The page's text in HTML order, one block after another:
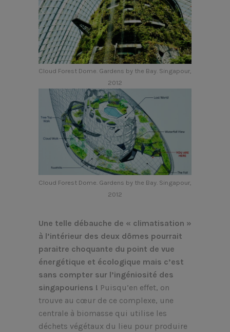
Cloud Forest Dome. Gardens by the Bay. Singapour,
2012
Cloud Forest Dome. Gardens by the Bay. Singapour,
2012
Une telle débauche de « climatisation »
à l’intérieur des deux dômes pourrait
paraitre choquante du point de vue
énergétique et écologique mais c’est
sans compter sur l’ingéniosité des
singapouriens ! Puisqu’en effet, on
trouve au cœur de ce complexe, une
centrale à biomasse qui utilise les
déchets végétaux du lieu pour produire